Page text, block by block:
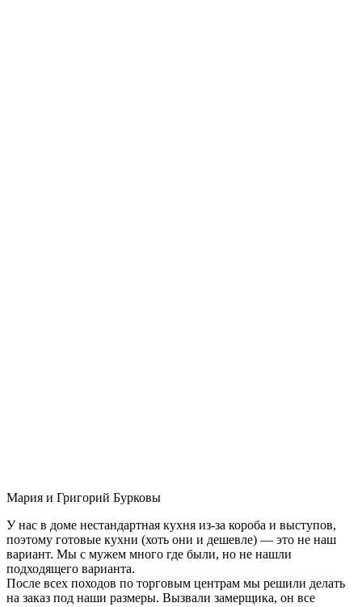
Мария и Григорий Бурковы
У нас в доме нестандартная кухня из-за короба и выступов,
поэтому готовые кухни (хоть они и дешевле) — это не наш
вариант. Мы с мужем много где были, но не нашли
подходящего варианта.
После всех походов по торговым центрам мы решили делать
на заказ под наши размеры. Вызвали замерщика, он все